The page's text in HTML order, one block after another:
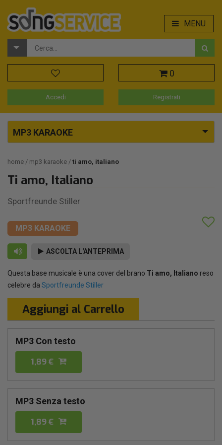
MENU
0
Accedi Registrati
MP3 KARAOKE
home mp3 karaoke ti amo, italiano
Ti amo, Italiano
Sportfreunde Stiller
MP3 KARAOKE
ASCOLTA L'ANTEPRIMA
Questa base musicale è una cover del brano Ti amo, Italiano reso
celebre da Sportfreunde Stiller
Aggiungi al Carrello
MP3 Con testo
1,89 €
MP3 Senza testo
1,89 €